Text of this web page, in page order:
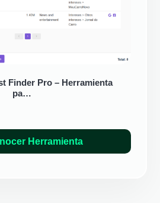
Finder Pro – Herramienta
pa…
Herramienta